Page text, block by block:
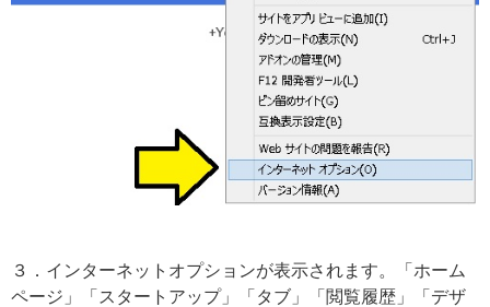
３．インターネットオプションが表示されます。「ホーム
ページ」「スタートアップ」「タブ」「閲覧履歴」「デザ